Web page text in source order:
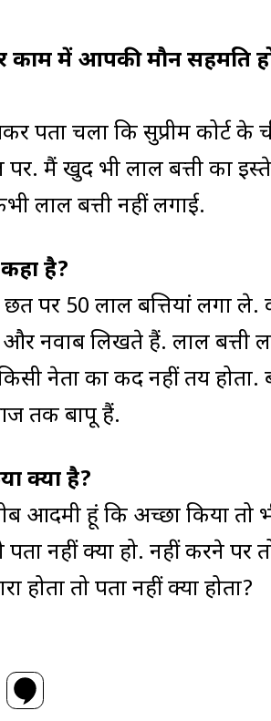
काम में आपकी मौन सहमति
पता चला कि सुप्रीम कोर्ट के
मैं खुद भी लाल बत्ती का
लाल बत्ती नहीं लगाई.
है?
पर 50 लाल बत्तियां लगा ले.
और नवाब लिखते हैं. लाल बत्ती
नेता का कद नहीं तय होता.
तक बापू हैं.
क्या है?
आदमी हूं कि अच्छा किया तो
नहीं क्या हो. नहीं करने पर
तो पता नहीं क्या होता?